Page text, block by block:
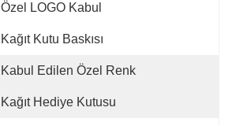
Özel LOGO Kabul
Kağıt Kutu Baskısı
Kabul Edilen Özel Renk
Kağıt Hediye Kutusu